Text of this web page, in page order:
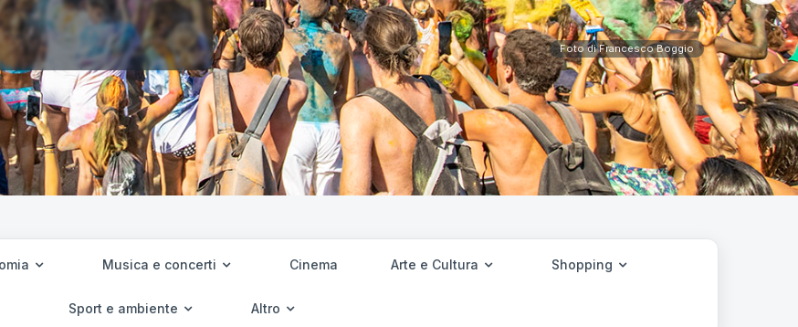
Foto di Francesco Boggio
Musica e concerti Cinema Arte e Cultura Shopping
Sport e ambiente Altro